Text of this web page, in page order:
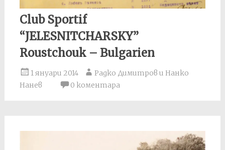
Club Sportif
“JELESNITCHARSKY”
Roustchouk – Bulgarien
1 януари 2014
Радко Димитров и Нанко
Нанев
0 коментара